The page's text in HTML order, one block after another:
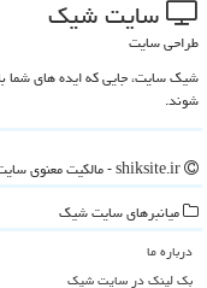
سایت شیك
طراحی سایت
شیک سایت، جایی که ایده های شما
شوند.
میانبرهای سایت شیك
درباره ما
بک لینک در سایت شیك